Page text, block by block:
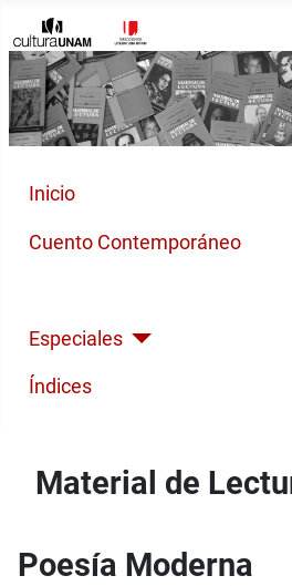
Inicio
Cuento Contemporáneo
Especiales
Índices
Material de
Poesía Moderna